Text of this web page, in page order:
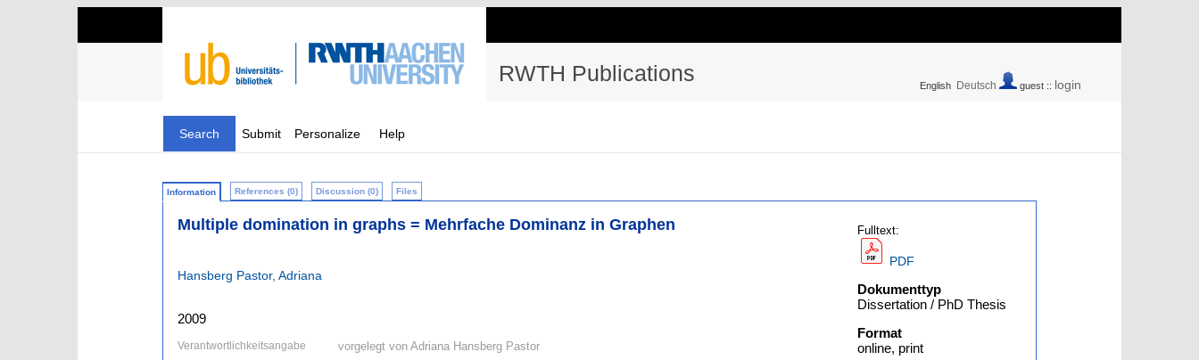
RWTH Publications English Deutsch guest :: login
Search Submit Personalize Help
Information References (0) Discussion (0) Files
Multiple domination in graphs = Mehrfache Dominanz in Graphen
Hansberg Pastor, Adriana
2009
Verantwortlichkeitsangabe vorgelegt von Adriana Hansberg Pastor
Fulltext:
PDF
Dokumenttyp
Dissertation / PhD Thesis
Format
online, print